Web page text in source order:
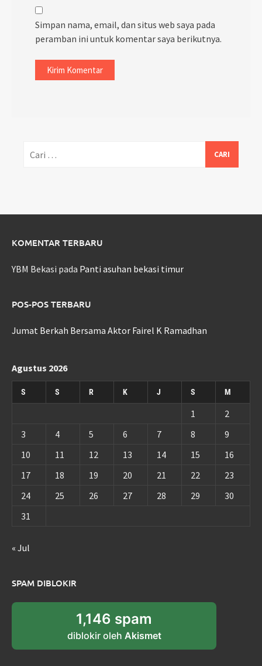
Simpan nama, email, dan situs web saya pada
peramban ini untuk komentar saya berikutnya.
untuk:
KOMENTAR TERBARU
YBM Bekasi pada Panti asuhan bekasi timur
POS-POS TERBARU
Jumat Berkah Bersama Aktor Fairel K Ramadhan
Agustus 2026
S S R K J S M
1
2
3
4 5 6 7 8
9
10
11 12 13 14 15
16
17
18 19 20 21 22
23
24
25 26 27 28 29
30
31
« Jul
SPAM DIBLOKIR
1,146 spam
diblokir oleh Akismet